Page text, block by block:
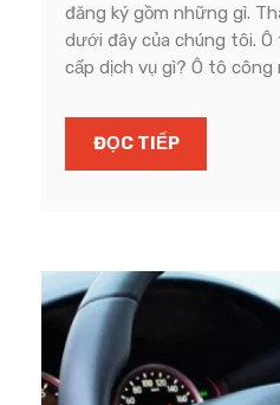
đăng ký gồm những gì.
dưới đây của chúng tôi.
cấp dịch vụ gì? Ô tô công
ĐỌC TIẾP